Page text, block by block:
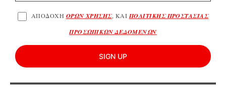
ΑΠΟΔΟΧΗ ΟΡΩΝ ΧΡΗΣΗΣ, ΚΑΙ ΠΟΛΙΤΙΚΗΣ ΠΡΟΣΤΑΣΙΑΣ
ΠΡΟΣΩΠΙΚΩΝ ΔΕΔΟΜΕΝΩΝ
SIGN UP